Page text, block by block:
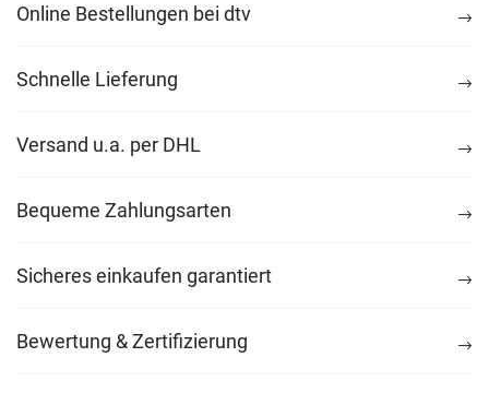
Online Bestellungen bei dtv
Schnelle Lieferung
Versand u.a. per DHL
Bequeme Zahlungsarten
Sicheres einkaufen garantiert
Bewertung & Zertifizierung